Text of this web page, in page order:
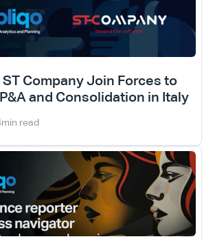
Company Join Forces to
and Consolidation in Italy
min read